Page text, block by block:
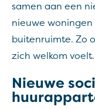
samen aan een
nieuwe
buitenruimte. Zo
zich welkom voelt.
Nieuwe